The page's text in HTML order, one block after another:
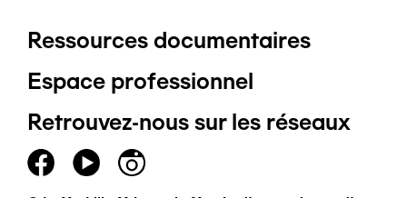
Pied
de
page
principal
Ressources documentaires
Espace professionnel
Retrouvez-nous sur les réseaux